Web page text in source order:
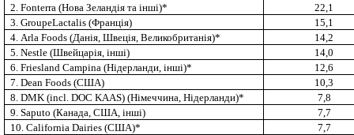
2. Fonterra (Нова Зеландія та інші)*
22,1
3.GroupeLactalis (Франція)
15,1
4. Arla Foods (Данія, Швеція, Великобританія)*
14,2
5. Nestle (Швейцарія, інші)
14,0
6.Friesland Campina (Нідерланди, інші)*
12,6
7.DeanFoods (США)
10,3
8. DMK (incl .DOC KAAS) (Німеччина, Нідерланди)*
7,8
9.Saputo (Канада, США, інші)
7,7
10.California Dairies (США)*
7,7